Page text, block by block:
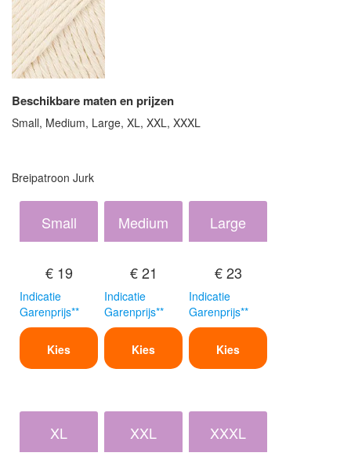
Beschikbare maten en prijzen
Small, Medium, Large, XL, XXL, XXXL
Breipatroon Jurk
Small
€ 19
Indicatie
Garenprijs**
Kies
Medium
€ 21
Indicatie
Garenprijs**
Kies
Large
€ 23
Indicatie
Garenprijs**
Kies
XL XXL XXXL